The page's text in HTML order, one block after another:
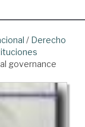
/ Derecho
governance